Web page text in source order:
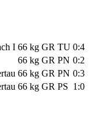
I 66 kg GR TU 0:4
66 kg GR PN 0:2
66 kg GR PN 0:3
66 kg GR PS 1:0